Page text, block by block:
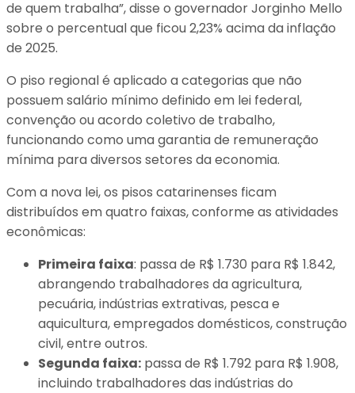
de quem trabalha”, disse o governador Jorginho Mello
sobre o percentual que ficou 2,23% acima da inflação
de 2025.
O piso regional é aplicado a categorias que não
possuem salário mínimo definido em lei federal,
convenção ou acordo coletivo de trabalho,
funcionando como uma garantia de remuneração
mínima para diversos setores da economia.
Com a nova lei, os pisos catarinenses ficam
distribuídos em quatro faixas, conforme as atividades
econômicas:
Primeira faixa: passa de R$ 1.730 para R$ 1.842,
abrangendo trabalhadores da agricultura,
pecuária, indústrias extrativas, pesca e
aquicultura, empregados domésticos, construção
civil, entre outros.
Segunda faixa: passa de R$ 1.792 para R$ 1.908,
incluindo trabalhadores das indústrias do